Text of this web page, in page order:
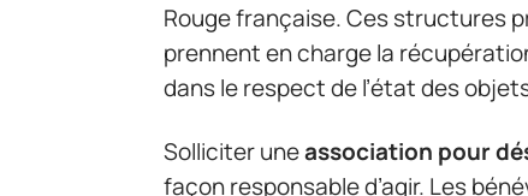
Rouge française. Ces structures
prennent en charge la
dans le respect de l’état des
Solliciter uneassociation pour
façon responsable d’agir. Les